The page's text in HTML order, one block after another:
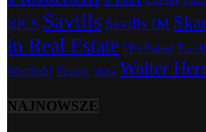
RICS Savills Savills IM
in Real Estate TPA Poland Trei
Westfield Vastint Vistra Walter
NAJNOWSZE